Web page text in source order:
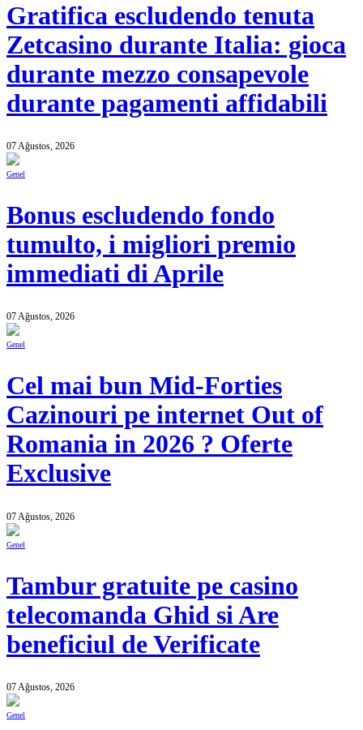
Gratifica escludendo tenuta
Zetcasino durante Italia: gioca
durante mezzo consapevole
durante pagamenti affidabili
07 Ağustos, 2026
Genel
Bonus escludendo fondo
tumulto, i migliori premio
immediati di Aprile
07 Ağustos, 2026
Genel
Cel mai bun Mid-Forties
Cazinouri pe internet Out of
Romania in 2026 ? Oferte
Exclusive
07 Ağustos, 2026
Genel
Tambur gratuite pe casino
telecomanda Ghid si Are
beneficiul de Verificate
07 Ağustos, 2026
Genel